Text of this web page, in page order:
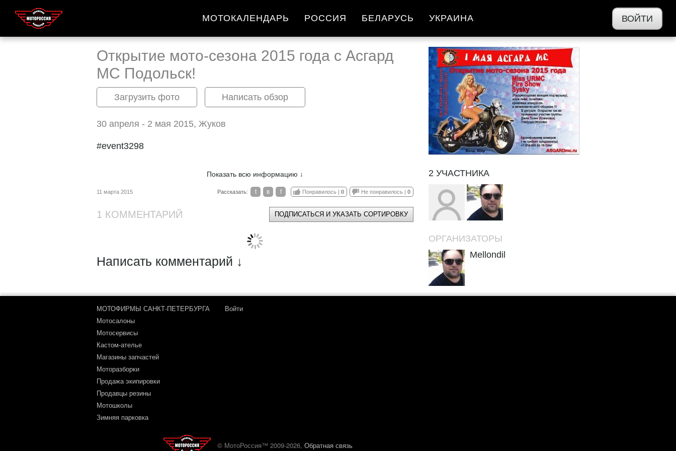
МОТОКАЛЕНДАРЬ РОССИЯ БЕЛАРУСЬ УКРАИНА ВОЙТИ
Открытие мото-сезона 2015 года с Асгард
МС Подольск!
Загрузить фото Написать обзор
30 апреля - 2 мая 2015, Жуков
#event3298
Показать всю информацию ↓
11 марта 2015 Понравилось | 0 Не понравилось | 0
Рассказать: t в f
1 КОММЕНТАРИЙ ПОДПИСАТЬСЯ И УКАЗАТЬ СОРТИРОВКУ
Написать комментарий ↓
2 УЧАСТНИКА
ОРГАНИЗАТОРЫ
Mellondil
МОТОФИРМЫ САНКТ-ПЕТЕРБУРГА
Мотосалоны
Мотосервисы
Кастом-ателье
Магазины запчастей
Моторазборки
Продажа экипировки
Продавцы резины
Мотошколы
Зимняя парковка
Войти
© МотоРоссия™ 2009-2026, Обратная связь